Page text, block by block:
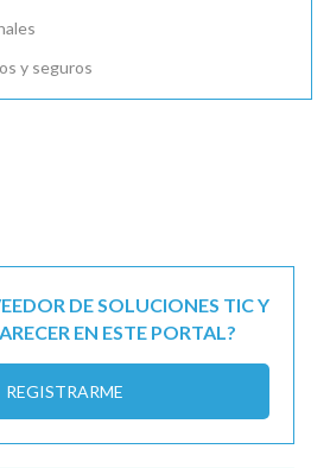
y seguros
DE SOLUCIONES TIC Y
EN ESTE PORTAL?
REGISTRARME